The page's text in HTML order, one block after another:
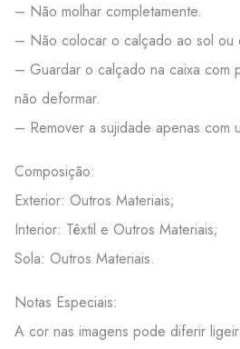
– Não molhar completamente.
– Não colocar o calçado ao sol ou
– Guardar o calçado na caixa com
não deformar.
– Remover a sujidade apenas com
Composição:
Exterior: Outros Materiais;
Interior: Têxtil e Outros Materiais;
Sola: Outros Materiais.
Notas Especiais:
A cor nas imagens pode diferir